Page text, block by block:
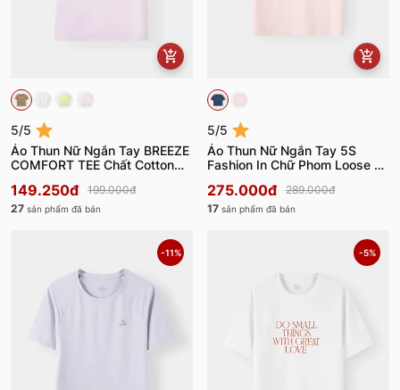
5/5
Áo Thun Nữ Ngắn Tay BREEZE
COMFORT TEE Chất Cotton
149.250đ
199.000đ
27 sản phẩm đã bán
5/5
Áo Thun Nữ Ngắn Tay 5S
Fashion In Chữ Phom Loose Fit
275.000đ
289.000đ
17 sản phẩm đã bán
-11% -5%